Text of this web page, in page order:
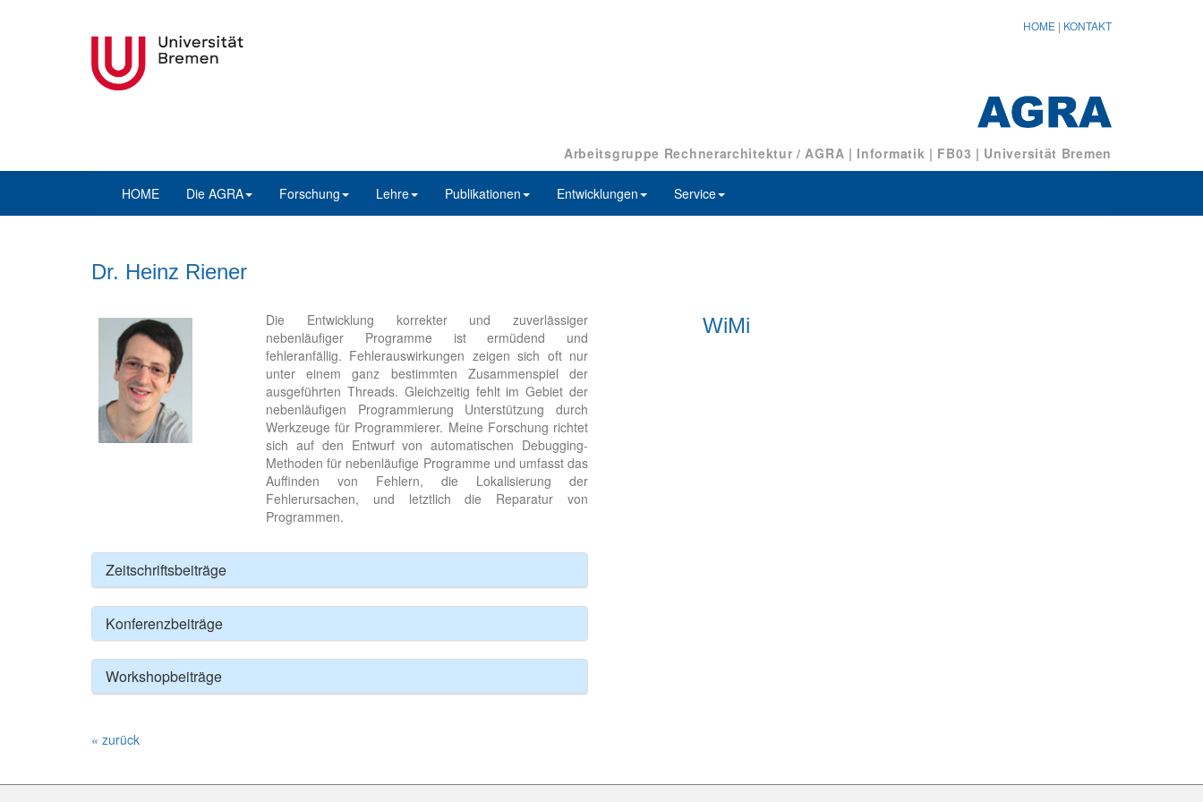
HOME | KONTAKT
Arbeitsgruppe Rechnerarchitektur / AGRA | Informatik | FB03 | Universität Bremen
HOME Die AGRA Forschung Lehre Publikationen Entwicklungen Service
Dr. Heinz Riener
Die Entwicklung korrekter und zuverlässiger
nebenläufiger Programme ist ermüdend und
fehleranfällig. Fehlerauswirkungen zeigen sich oft nur
unter einem ganz bestimmten Zusammenspiel der
ausgeführten Threads. Gleichzeitig fehlt im Gebiet der
nebenläufigen Programmierung Unterstützung durch
Werkzeuge für Programmierer. Meine Forschung richtet
sich auf den Entwurf von automatischen Debugging-
Methoden für nebenläufige Programme und umfasst das
Auffinden von Fehlern, die Lokalisierung der
Fehlerursachen, und letztlich die Reparatur von
Programmen.
WiMi
Zeitschriftsbeiträge
Konferenzbeiträge
Workshopbeiträge
« zurück